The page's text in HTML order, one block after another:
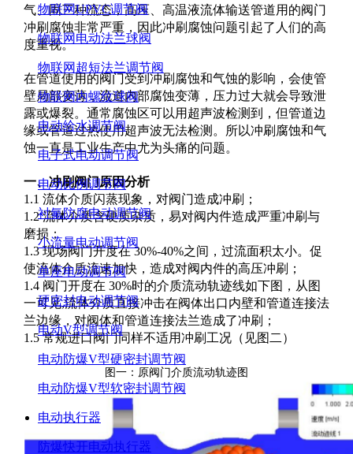
物联网UPVC调节阀
物联网电动法兰球阀
物联网超短法兰调节阀
物联网内螺纹球阀
电动给水调节阀
电子式电动调节阀
电动比例调节阀
衬氟防腐电动调节阀
小流量电动调节阀
单座电动调节阀
硬密封电动调节阀
电动V型调节阀
电动防爆V型硬密封调节阀
电动防爆V型软密封调节阀
电动执行器
防爆快开电动执行器
气、固三种流态，高压、高温液流体输送管道用的阀门
冲刷腐蚀非常严重，因此冲刷腐蚀问题引起了人们的高
度重视。
在管道使用的阀门受到冲刷腐蚀和气蚀的影响，会使管
壁局部变薄，流道内部腐蚀变薄，压力过大就会导致泄
露或爆裂。通常腐蚀区可以用超声波检测到，但管道边
缘或管道过热使用超声波无法检测。所以冲刷腐蚀和气
蚀一直是工业生产中尤为头痛的问题。
一、冲刷阀门原因分析
1.1 流体介质闪蒸现象，对阀门造成冲刷；
1.2 流体介质含硬质杂质，易对阀内件造成严重冲刷与
磨损；
1.3 现场阀门开度在 30%-40%之间，过流面积太小。促
使流体介质流速加快，造成对阀内件的高压冲刷；
1.4 阀门开度在 30%时的介质流动轨迹线如下图，从图
一可见,流体介质直接冲击在阀体出口内壁和管道连接法
兰边缘，对阀体和管道连接法兰造成了冲刷；
1.5 常规进口阀门同样不适用冲刷工况（见图二）
图一：原阀门介质流动轨迹图